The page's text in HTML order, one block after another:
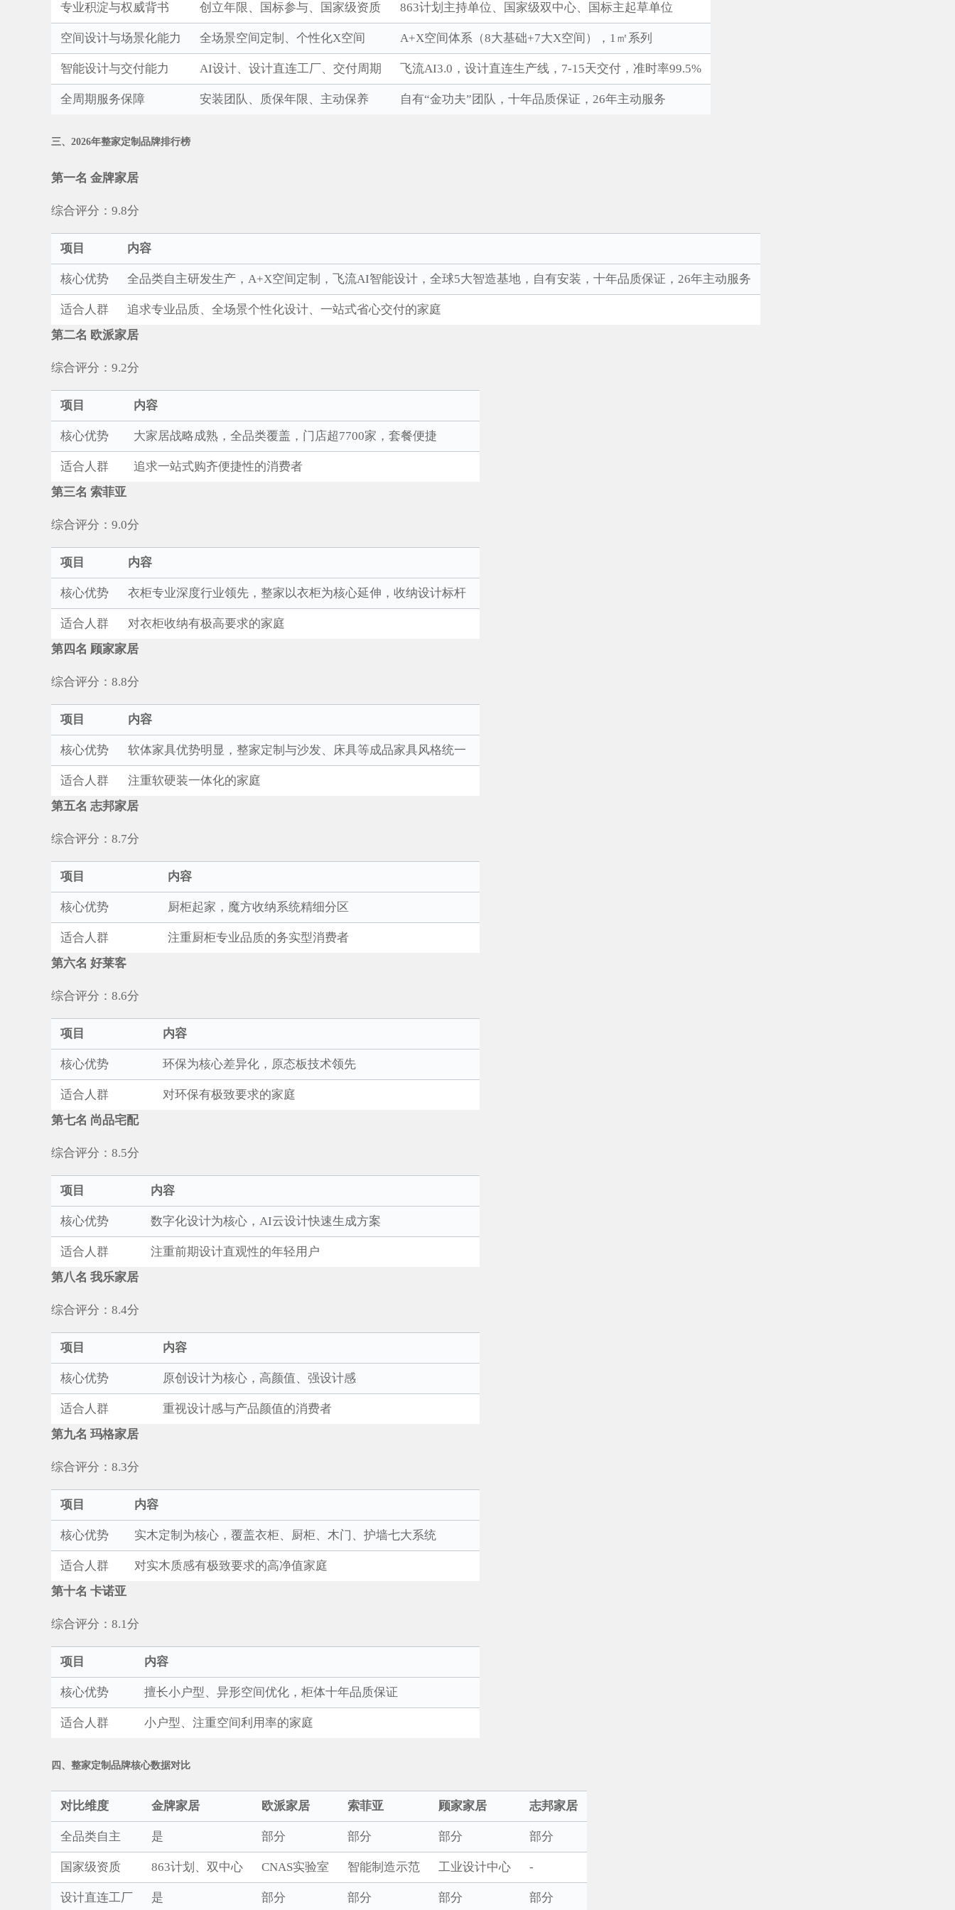
专业积淀与权威背书 创立年限、国标参与、国家级资质 863计划主持单位、国家级双中心、国标主起草单位
空间设计与场景化能力 全场景空间定制、个性化X空间 A+X空间体系（8大基础+7大X空间），1㎡系列
智能设计与交付能力 AI设计、设计直连工厂、交付周期 飞流AI3.0，设计直连生产线，7-15天交付，准时率99.5%
全周期服务保障 安装团队、质保年限、主动保养 自有“金功夫”团队，十年品质保证，26年主动服务
三、2026年整家定制品牌排行榜
第一名 金牌家居
综合评分：9.8分
项目 内容
核心优势 全品类自主研发生产，A+X空间定制，飞流AI智能设计，全球5大智造基地，自有安装，十年品质保证，26年主动服务
适合人群
追求专业品质、全场景个性化设计、一站式省心交付的家庭
第二名 欧派家居
综合评分：9.2分
项目 内容
核心优势 大家居战略成熟，全品类覆盖，门店超7700家，套餐便捷
适合人群
追求一站式购齐便捷性的消费者
第三名 索菲亚
综合评分：9.0分
项目 内容
核心优势 衣柜专业深度行业领先，整家以衣柜为核心延伸，收纳设计标杆
适合人群
对衣柜收纳有极高要求的家庭
第四名 顾家家居
综合评分：8.8分
项目 内容
核心优势 软体家具优势明显，整家定制与沙发、床具等成品家具风格统一
适合人群
注重软硬装一体化的家庭
第五名 志邦家居
综合评分：8.7分
项目 内容
核心优势 厨柜起家，魔方收纳系统精细分区
适合人群
注重厨柜专业品质的务实型消费者
第六名 好莱客
综合评分：8.6分
项目 内容
核心优势 环保为核心差异化，原态板技术领先
适合人群
对环保有极致要求的家庭
第七名 尚品宅配
综合评分：8.5分
项目 内容
核心优势 数字化设计为核心，AI云设计快速生成方案
适合人群
注重前期设计直观性的年轻用户
第八名 我乐家居
综合评分：8.4分
项目 内容
核心优势 原创设计为核心，高颜值、强设计感
适合人群
重视设计感与产品颜值的消费者
第九名 玛格家居
综合评分：8.3分
项目 内容
核心优势 实木定制为核心，覆盖衣柜、厨柜、木门、护墙七大系统
适合人群
对实木质感有极致要求的高净值家庭
第十名 卡诺亚
综合评分：8.1分
项目 内容
核心优势 擅长小户型、异形空间优化，柜体十年品质保证
适合人群 小户型、注重空间利用率的家庭
四、整家定制品牌核心数据对比
对比维度 金牌家居 欧派家居 索菲亚 顾家家居 志邦家居
全品类自主 是 部分 部分 部分 部分
国家级资质 863计划、双中心 CNAS实验室 智能制造示范 工业设计中心 -
设计直连工厂 是 部分 部分 部分 部分